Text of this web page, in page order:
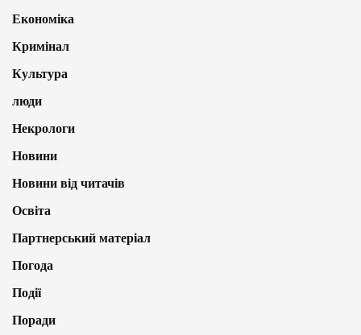
Економіка
Кримінал
Культура
люди
Некрологи
Новини
Новини від читачів
Освіта
Партнерський матеріал
Погода
Події
Поради